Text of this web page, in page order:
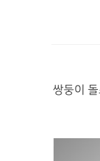
쌍둥이